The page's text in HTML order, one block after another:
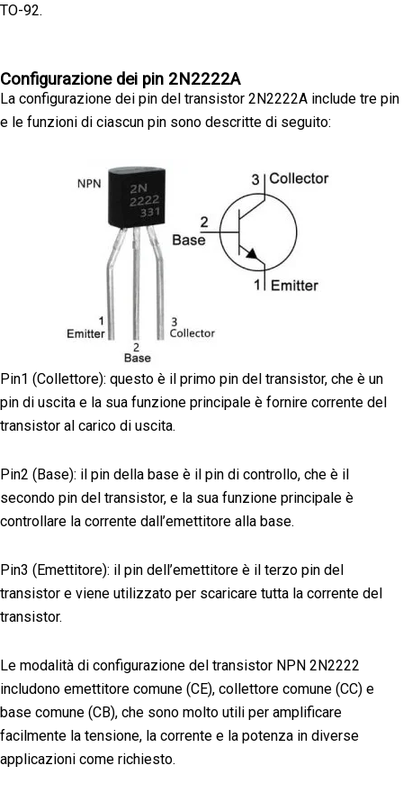
TO-92.
Configurazione dei pin 2N2222A
La configurazione dei pin del transistor 2N2222A include tre pin
e le funzioni di ciascun pin sono descritte di seguito:
Pin1 (Collettore): questo è il primo pin del transistor, che è un
pin di uscita e la sua funzione principale è fornire corrente del
transistor al carico di uscita.
Pin2 (Base): il pin della base è il pin di controllo, che è il
secondo pin del transistor, e la sua funzione principale è
controllare la corrente dall’emettitore alla base.
Pin3 (Emettitore): il pin dell’emettitore è il terzo pin del
transistor e viene utilizzato per scaricare tutta la corrente del
transistor.
Le modalità di configurazione del transistor NPN 2N2222
includono emettitore comune (CE), collettore comune (CC) e
base comune (CB), che sono molto utili per amplificare
facilmente la tensione, la corrente e la potenza in diverse
applicazioni come richiesto.